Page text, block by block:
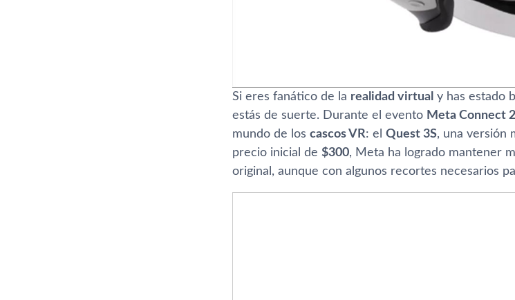
Si eres fanático de la realidad virtual y has estado
estás de suerte. Durante el evento Meta Connect
mundo de los cascos VR: el Quest 3S, una versión
precio inicial de $300, Meta ha logrado mantener
original, aunque con algunos recortes necesarios